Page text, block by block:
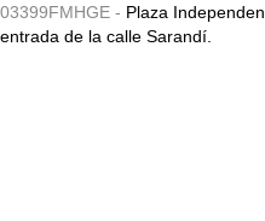
03399FMHGE - Plaza
entrada de la calle Sarandí.